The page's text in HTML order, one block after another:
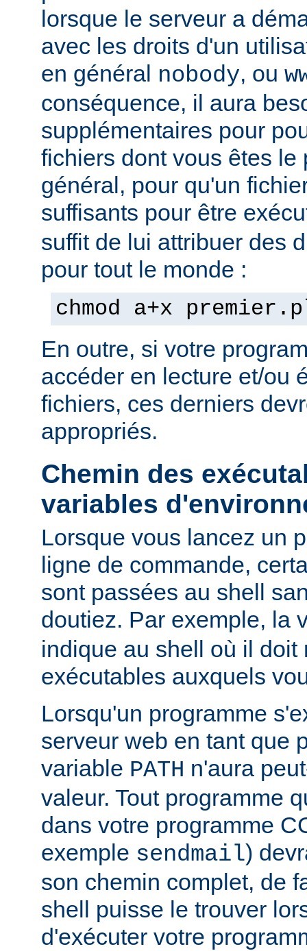
lorsque le serveur a
avec les droits d'un
en général nobody, ou
conséquence, il aura
supplémentaires pour
fichiers dont vous êtes le
général, pour qu'un
suffisants pour être
suffit de lui attribuer des
pour tout le monde :
chmod a+x
En outre, si votre
accéder en lecture et/ou
fichiers, ces derniers
appropriés.
Chemin des
variables
Lorsque vous lancez un
ligne de commande,
sont passées au shell
doutiez. Par exemple, la
indique au shell où il doit
exécutables auxquels
Lorsqu'un programme
serveur web en tant que
variable PATH n'aura
valeur. Tout programme
dans votre programme
exemple sendmail)
son chemin complet, de
shell puisse le trouver
d'exécuter votre